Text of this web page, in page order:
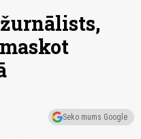
Seko mums Google